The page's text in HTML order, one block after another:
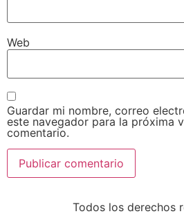
Web
Guardar mi nombre, correo
este navegador para la próxima
comentario.
Todos los derechos